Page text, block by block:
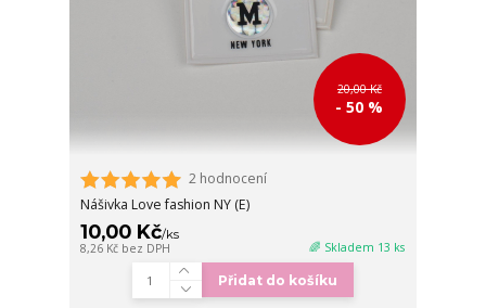
20,00 Kč
- 50 %
2 hodnocení
Nášivka Love fashion NY (E)
10,00 Kč/ks
8,26 Kč bez DPH 🌈 Skladem 13 ks
Přidat do košíku